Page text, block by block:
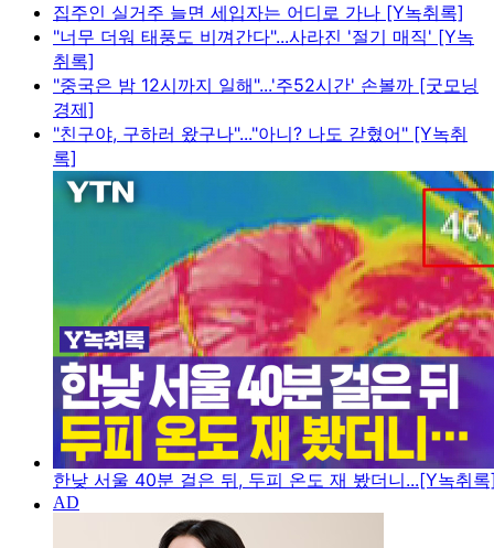
집주인 실거주 늘면 세입자는 어디로 가나 [Y녹취록]
"너무 더워 태풍도 비껴간다"...사라진 '절기 매직' [Y녹
취록]
"중국은 밤 12시까지 일해"...'주52시간' 손볼까 [굿모닝
경제]
"친구야, 구하러 왔구나"..."아니? 나도 갇혔어" [Y녹취
록]
한낮 서울 40분 걸은 뒤, 두피 온도 재 봤더니...[Y녹취